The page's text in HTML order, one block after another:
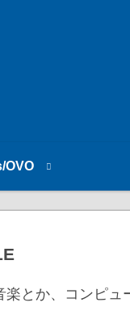
OVO
楽とか、コンピュ